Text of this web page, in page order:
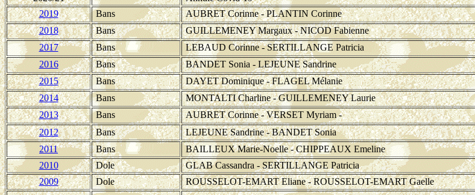
2019
Bans AUBRET Corinne - PLANTIN Corinne
2018
Bans GUILLEMENEY Margaux - NICOD Fabienne
2017
Bans LEBAUD Corinne - SERTILLANGE Patricia
2016
Bans BANDET Sonia - LEJEUNE Sandrine
2015
Bans DAYET Dominique - FLAGEL Mélanie
2014
Bans MONTALTI Charline - GUILLEMENEY Laurie
2013
Bans AUBRET Corinne - VERSET Myriam -
2012
Bans LEJEUNE Sandrine - BANDET Sonia
2011
Bans BAILLEUX Marie-Noelle - CHIPPEAUX Emeline
2010
Dole GLAB Cassandra - SERTILLANGE Patricia
2009
Dole ROUSSELOT-EMART Eliane - ROUSSELOT-EMART Gaelle